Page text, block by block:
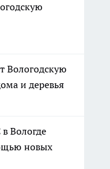
Вологодскую
и деревья
Вологде
новых